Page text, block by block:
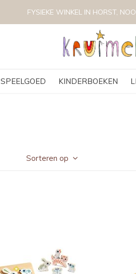
SPEELGOED KINDERBOEKEN
FYSIEKE WINKEL IN HORST,
Sorteren op